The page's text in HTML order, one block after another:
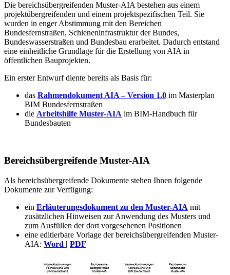
Die bereichsübergreifenden Muster-AIA bestehen aus einem
projektübergreifenden und einem projektspezifischen Teil. Sie
wurden in enger Abstimmung mit den Bereichen
Bundesfernstraßen, Schieneninfrastruktur der Bundes,
Bundeswasserstraßen und Bundesbau erarbeitet. Dadurch entstand
eine einheitliche Grundlage für die Erstellung von AIA in
öffentlichen Bauprojekten.
Ein erster Entwurf diente bereits als Basis für:
das Rahmendokument AIA – Version 1.0 im Masterplan
BIM Bundesfernstraßen
die Arbeitshilfe Muster-AIA im BIM-Handbuch für
Bundesbauten
Bereichsübergreifende Muster-AIA
Als bereichsübergreifende Dokumente stehen Ihnen folgende
Dokumente zur Verfügung:
ein Erläuterungsdokument zu den Muster-AIA mit
zusätzlichen Hinweisen zur Anwendung des Musters und
zum Ausfüllen der dort vorgesehenen Positionen
eine editierbare Vorlage der bereichsübergreifenden Muster-
AIA: Word | PDF